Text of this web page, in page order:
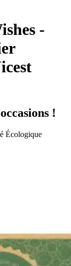
-
!
Écologique